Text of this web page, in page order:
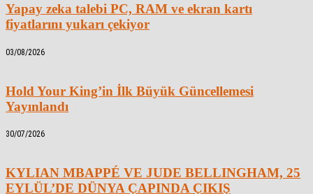
Yapay zeka talebi PC, RAM ve ekran kartı
fiyatlarını yukarı çekiyor
03/08/2026
Hold Your King’in İlk Büyük Güncellemesi
Yayınlandı
30/07/2026
KYLIAN MBAPPÉ VE JUDE BELLINGHAM, 25
EYLÜL’DE DÜNYA ÇAPINDA ÇIKIŞ